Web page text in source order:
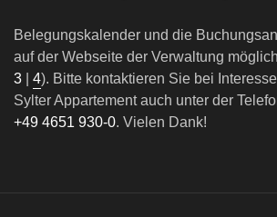
Belegungskalender und die
auf der Webseite der Verwaltung
3
4). Bitte kontaktieren Sie bei
Sylter Appartement auch unter der
+49 4651 930-0. Vielen Dank!